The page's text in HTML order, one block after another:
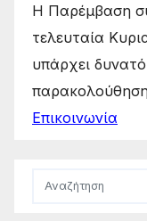
Η Παρέμβαση
τελευταία
υπάρχει
Επικοινωνία